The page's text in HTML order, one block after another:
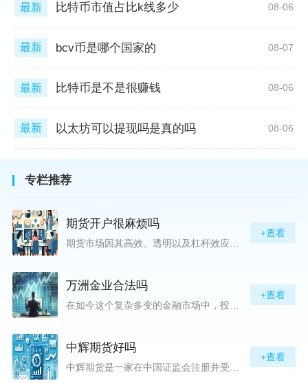
最新 比特币市值占比k线多少 08-06
最新 bcv币是哪个国家的 08-07
最新 比特币是不是很赚钱 08-06
最新 以太坊可以提现吗是真的吗 08-06
专栏推荐
期货开户很麻烦吗
+查看
万洲金业合法吗
+查看
中辉期货好吗
+查看